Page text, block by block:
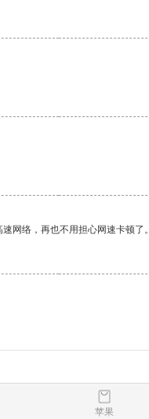
网络，再也不用担心网速卡顿了。
苹果